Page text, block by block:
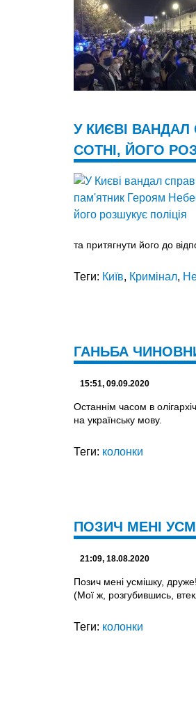
У КИЄВІ
СОТНІ, ЙОГО
та притягнути його до
Теги: Київ, Кримінал,
ГАНЬБА
15:51, 09.09.2020
Останнім часом в
на українську мову.
Теги: колонки
ПОЗИЧ МЕНІ
21:09, 18.08.2020
Позич мені усмішку, друже!
(Мої ж, розгубившись,
Теги: колонки